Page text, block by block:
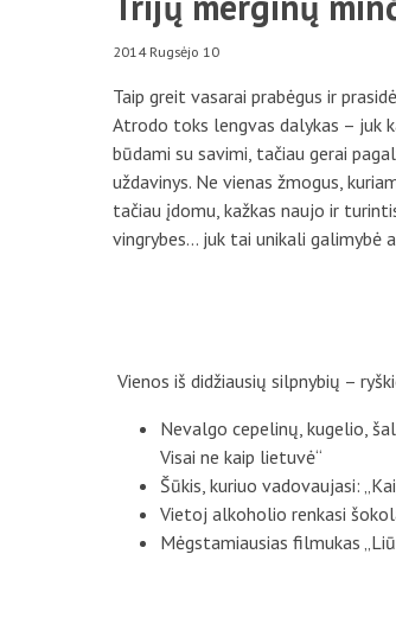
2014 Rugsėjo 10
Taip greit vasarai prabėgus ir
Atrodo toks lengvas dalykas – juk
būdami su savimi, tačiau gerai
uždavinys. Ne vienas žmogus,
tačiau įdomu, kažkas naujo ir
vingrybes… juk tai unikali galimybė
Vienos iš didžiausių silpnybių –
Nevalgo cepelinų, kugelio,
Visai ne kaip lietuvė“
Šūkis, kuriuo vadovaujasi:
Vietoj alkoholio renkasi
Mėgstamiausias filmukas